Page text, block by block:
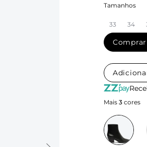
Tamanhos
33 34
Comprar
Mais 3 cores